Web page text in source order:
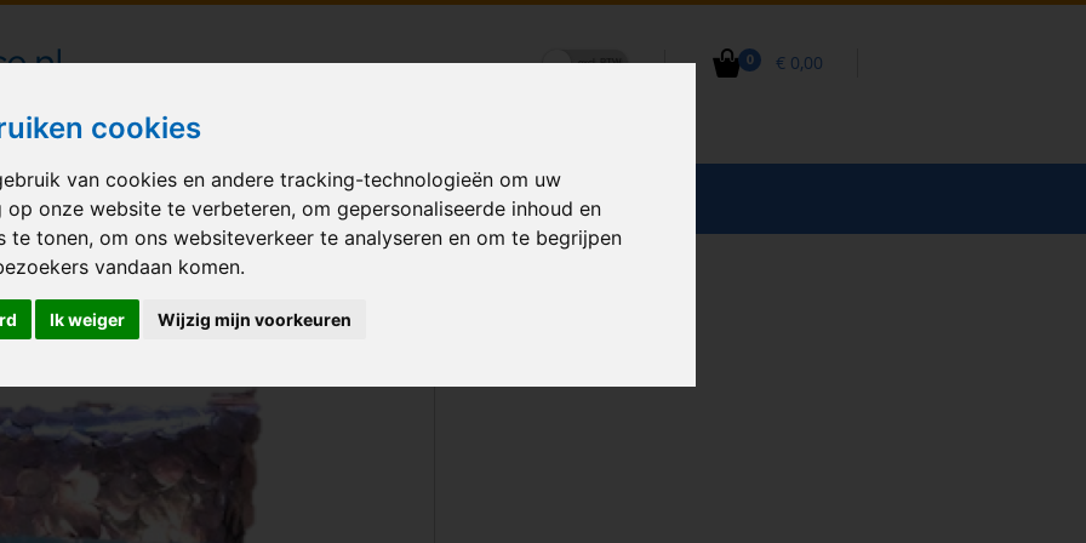
cookies
van cookies en andere tracking-technologieën om uw
op onze website te verbeteren, om gepersonaliseerde inhoud en
te tonen, om ons websiteverkeer te analyseren en om te begrijpen
vandaan komen.
Ik weiger Wijzig mijn voorkeuren
0 € 0,00
bezorgd in heel Nederland
rosegold
BALLONNEN GELEGENHEID VERHUUR BEDRUKKEN ACCESSOIRES